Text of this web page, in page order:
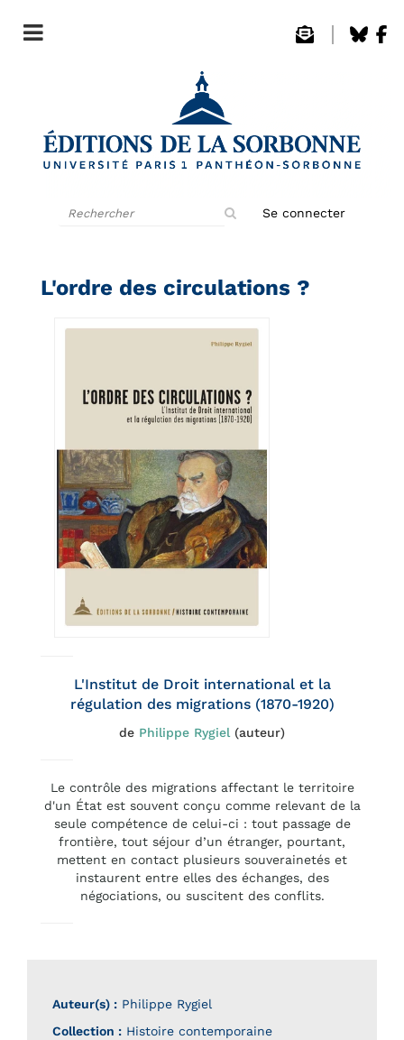
Se connecter
L'ordre des circulations ?
L'Institut de Droit international et la
régulation des migrations (1870-1920)
de Philippe Rygiel(auteur)
Le contrôle des migrations affectant le territoire
d'un État est souvent conçu comme relevant de la
seule compétence de celui-ci : tout passage de
frontière, tout séjour d’un étranger, pourtant,
mettent en contact plusieurs souverainetés et
instaurent entre elles des échanges, des
négociations, ou suscitent des conflits.
Auteur(s) : Philippe Rygiel
Collection : Histoire contemporaine